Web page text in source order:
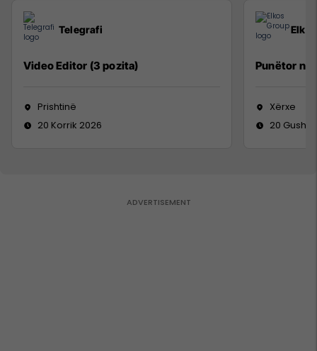
Telegrafi
Video Editor (3 pozita)
Prishtinë
20 Korrik 2026
Punëtor në
Xërxe
20 Gusht